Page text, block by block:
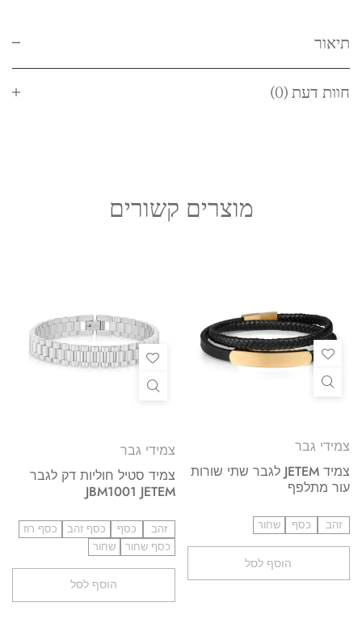
תיאור
חוות דעת (0)
מוצרים קשורים
צמידי גבר
צמיד JETEM לגבר שתי שורות
עור מתלפף
זהב כסף שחור
הוסף לסל
צמידי גבר
צמיד סטיל חוליות דק לגבר
JBM1001 JETEM
זהב כסף כסף זהב
כסף רוז
כסף שחור
שחור
הוסף לסל